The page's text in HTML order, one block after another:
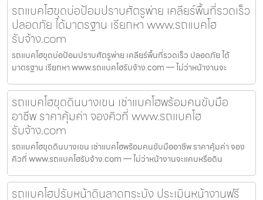
รถแบคโฮขุดบ่อป้อมปราบศัตรูพ่าย เคลียร์พื้นที่รวดเร็ว
ปลอดภัย ได้มาตรฐาน เรียกหา www.รถแบคโฮ
รับจ้าง.com
รถแบคโฮขุดบ่อป้อมปราบศัตรูพ่าย เคลียร์พื้นที่รวดเร็ว ปลอดภัย ได้
มาตรฐาน เรียกหา www.รถแบคโฮรับจ้าง.com — ไม่ว่าหน้างานจะ
รถแบคโฮขุดดินบางเขน เช่าแบคโฮพร้อมคนขับมือ
อาชีพ ราคาคุ้มค่า จองคิวที่ www.รถแบคโฮ
รับจ้าง.com
รถแบคโฮขุดดินบางเขน เช่าแบคโฮพร้อมคนขับมืออาชีพ ราคาคุ้มค่า จอง
คิวที่ www.รถแบคโฮรับจ้าง.com — ไม่ว่าหน้างานจะแคบหรือดิน
รถแบคโฮปรับหน้าดินลาดกระบัง ประเมินหน้างานฟรี